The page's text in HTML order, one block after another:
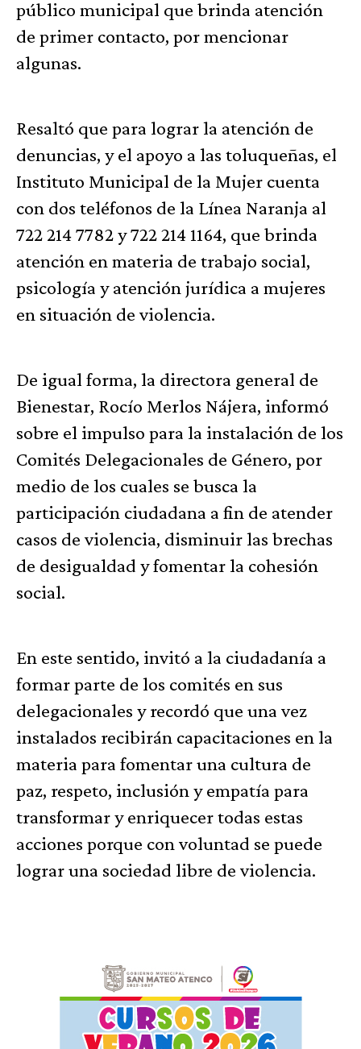
público municipal que brinda atención
de primer contacto, por mencionar
algunas.
Resaltó que para lograr la atención de
denuncias, y el apoyo a las toluqueñas, el
Instituto Municipal de la Mujer cuenta
con dos teléfonos de la Línea Naranja al
722 214 7782 y 722 214 1164, que brinda
atención en materia de trabajo social,
psicología y atención jurídica a mujeres
en situación de violencia.
De igual forma, la directora general de
Bienestar, Rocío Merlos Nájera, informó
sobre el impulso para la instalación de los
Comités Delegacionales de Género, por
medio de los cuales se busca la
participación ciudadana a fin de atender
casos de violencia, disminuir las brechas
de desigualdad y fomentar la cohesión
social.
En este sentido, invitó a la ciudadanía a
formar parte de los comités en sus
delegacionales y recordó que una vez
instalados recibirán capacitaciones en la
materia para fomentar una cultura de
paz, respeto, inclusión y empatía para
transformar y enriquecer todas estas
acciones porque con voluntad se puede
lograr una sociedad libre de violencia.